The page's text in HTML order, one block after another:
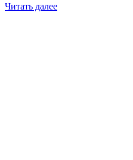
Читать далее